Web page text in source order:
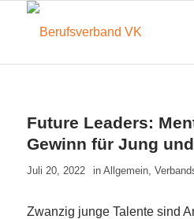
Future Leaders:
Gewinn für Jung
Juli 20, 2022 in Allgemein,
Zwanzig junge Talente sind